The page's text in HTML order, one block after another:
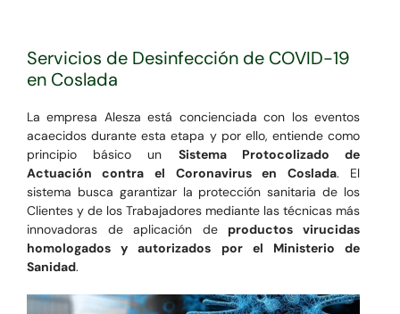
Servicios de Desinfección de COVID-19
en Coslada
La empresa Alesza está concienciada con los eventos
acaecidos durante esta etapa y por ello, entiende como
principio básico un Sistema Protocolizado de
Actuación contra el Coronavirus en Coslada. El
sistema busca garantizar la protección sanitaria de los
Clientes y de los Trabajadores mediante las técnicas más
innovadoras de aplicación de productos virucidas
homologados y autorizados por el Ministerio de
Sanidad.